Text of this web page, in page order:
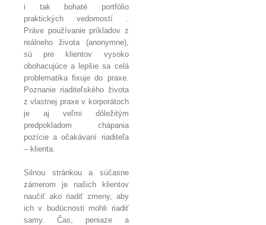
i tak bohaté portfólio
praktických vedomostí .
Práve používanie príkladov z
reálneho života (anonymne),
sú pre klientov vysoko
obohacujúce a lepšie sa celá
problematika fixuje do praxe.
Poznanie riaditeľského života
z vlastnej praxe v korporátoch
je aj veľmi dôležitým
predpokladom chápania
pozície a očakávaní riaditeľa
– klienta.
Silnou stránkou a súčasne
zámerom je našich klientov
naučiť ako riadiť zmeny, aby
ich v budúcnosti mohli riadiť
samy. Čas, peniaze a